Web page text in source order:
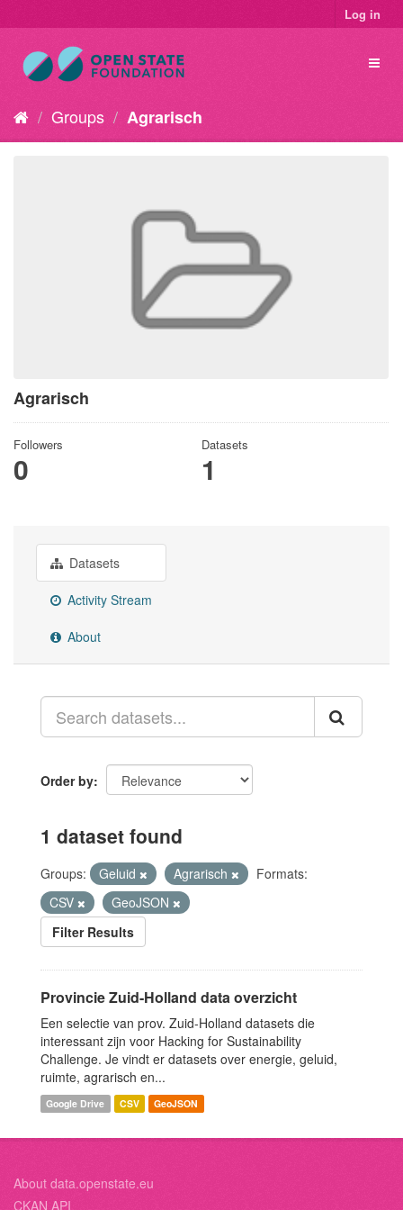
Log in
Groups Agrarisch
Agrarisch
Followers
0
Datasets
1
Datasets
Activity Stream
About
Order by
1 dataset found
Groups: Geluid Agrarisch
Formats:
CSV
GeoJSON
Filter Results
Provincie Zuid-Holland data overzicht
Een selectie van prov. Zuid-Holland datasets die
interessant zijn voor Hacking for Sustainability
Challenge. Je vindt er datasets over energie, geluid,
ruimte, agrarisch en...
Google Drive CSV GeoJSON
About data.openstate.eu
CKAN API